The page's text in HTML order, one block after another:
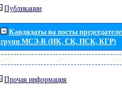
Публикации
Кандидаты на посты
групп МСЭ-R (ИК, СК, ПСК, КГР)
Прочая информация